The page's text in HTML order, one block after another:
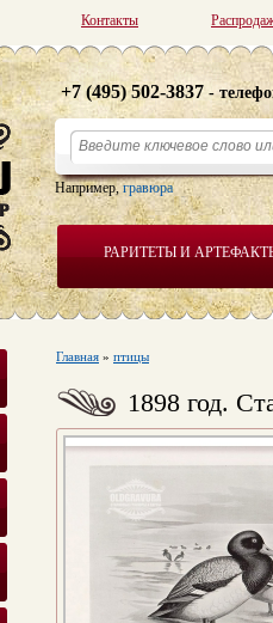
Контакты
РАРИТЕТЫ И
+7 (495) 502-3837 -
Например,гравюра
Главная » птицы
1898 год.